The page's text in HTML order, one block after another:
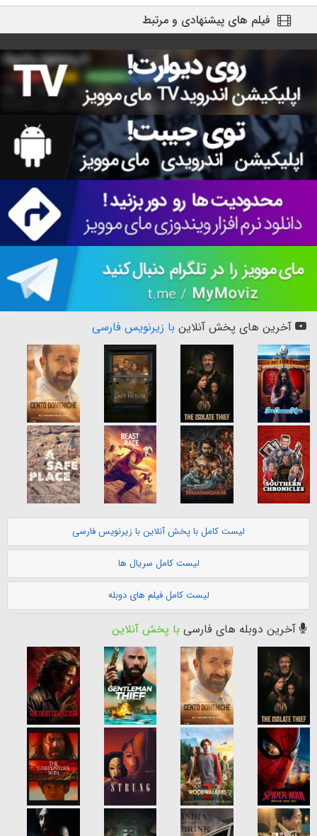
فیلم های پیشنهادی و مرتبط
آخرین های پخش آنلاین با زیرنویس فارسی
لیست کامل با پخش آنلاین با زیرنویس فارسی
لیست کامل سریال ها
لیست کامل فیلم های دوبله
آخرین دوبله های فارسی با پخش آنلاین